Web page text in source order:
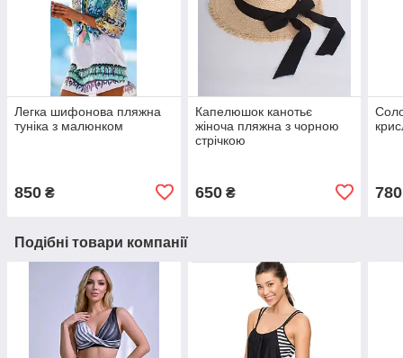
Легка шифонова пляжна
туніка з малюнком
850 ₴
Капелюшок канотьє
жіноча пляжна з чорною
стрічкою
650₴ 780
Подібні товари компанії